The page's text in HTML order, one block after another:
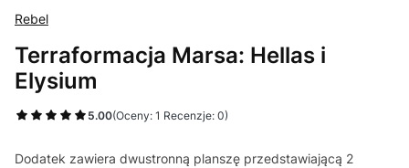
Rebel
Terraformacja Marsa: Hellas i
Elysium
5.00(Oceny: 1 Recenzje: 0)
Dodatek zawiera dwustronną planszę przedstawiającą 2